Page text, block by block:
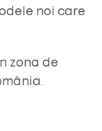
noi care
zona de